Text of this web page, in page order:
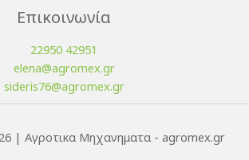
Επικοινωνία
22950 42951
elena@agromex.gr
sideris76@agromex.gr
| Αγροτικα Μηχανηματα - agromex.gr